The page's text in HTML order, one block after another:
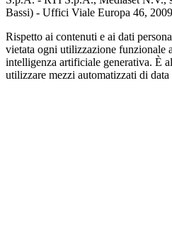
Bassi) - Uffici Viale Europa 46,
Rispetto ai contenuti e ai dati
vietata ogni utilizzazione funzionale
intelligenza artificiale generativa. È
utilizzare mezzi automatizzati di data